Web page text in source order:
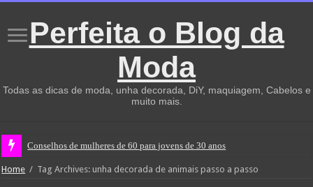
Perfeita o Blog da
Moda
Todas as dicas de moda, unha decorada, DiY, maquiagem, Cabelos e
muito mais.
Conselhos de mulheres de 60 para jovens de 30 anos
Home / Tag Archives: unha decorada de animais passo a passo